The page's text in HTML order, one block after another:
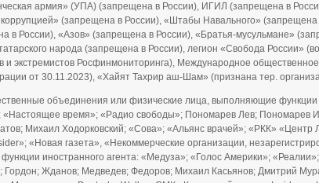
армия» (УПА) (запрещена в России), ИГИЛ (запрещена в
(запрещена в России), «Штабы Навального»
в России), «Азов» (запрещена в России), «Братья-мусульмане»
народа (запрещена в России), легион «Свобода России»
экстремистов Росфинмониторинга), Международное
от 30.11.2023), «Хайят Тахрир аш-Шам» (признана тер.
объединения или физические лица, выполняющие
«Настоящее время»; «Радио свободы»; Пономарев Лев; Пономарев
Михаил Ходорковский; «Сова»; «Альянс врачей»; «РКК»
«Новая газета», «Некоммерческие организации,
иностранного агента: «Медуза»; «Голос Америки»;
Гордон; Жданов; Медведев; Федоров; Михаил Касьянов; Дмитрий